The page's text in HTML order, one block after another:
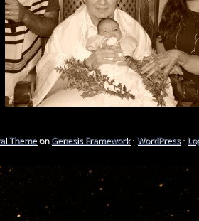
ThemeonGenesis Framework·WordPress·